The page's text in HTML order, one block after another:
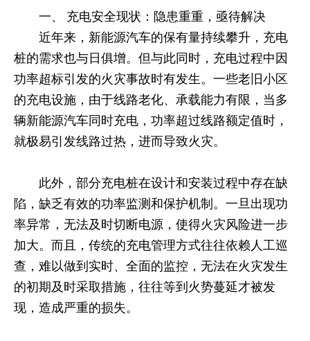
一、 充电安全现状：隐患重重，亟待解决
近年来，新能源汽车的保有量持续攀升，充电
桩的需求也与日俱增。但与此同时，充电过程中因
功率超标引发的火灾事故时有发生。一些老旧小区
的充电设施，由于线路老化、承载能力有限，当多
辆新能源汽车同时充电，功率超过线路额定值时，
就极易引发线路过热，进而导致火灾。
此外，部分充电桩在设计和安装过程中存在缺
陷，缺乏有效的功率监测和保护机制。一旦出现功
率异常，无法及时切断电源，使得火灾风险进一步
加大。而且，传统的充电管理方式往往依赖人工巡
查，难以做到实时、全面的监控，无法在火灾发生
的初期及时采取措施，往往等到火势蔓延才被发
现，造成严重的损失。